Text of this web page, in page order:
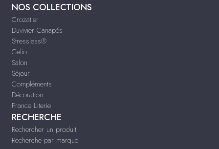
NOS COLLECTIONS
Crozatier
Duvivier Canapés
Stressless®
Celio
Salon
Séjour
Compléments
Décoration
France Literie
RECHERCHE
Rechercher un produit
Recherche par marque